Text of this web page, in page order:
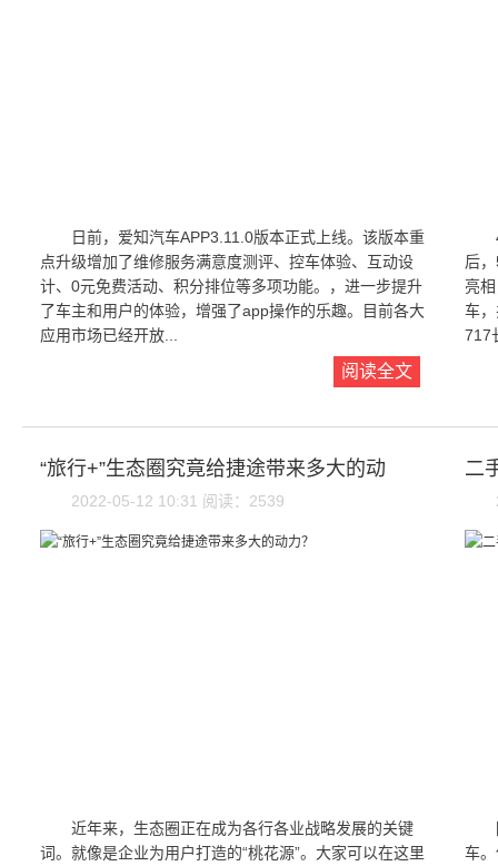
日前，爱知汽车APP3.11.0版本正式上线。该版本重
点升级增加了维修服务满意度测评、控车体验、互动设
计、0元免费活动、积分排位等多项功能。，进一步提升
了车主和用户的体验，增强了app操作的乐趣。目前各大
应用市场已经开放...
阅读全文
后
亮
车
717
“旅行+”生态圈究竟给捷途带来多大的动
2022-05-12 10:31 阅读：2539
近年来，生态圈正在成为各行各业战略发展的关键
词。就像是企业为用户打造的“桃花源”。大家可以在这里
二
车